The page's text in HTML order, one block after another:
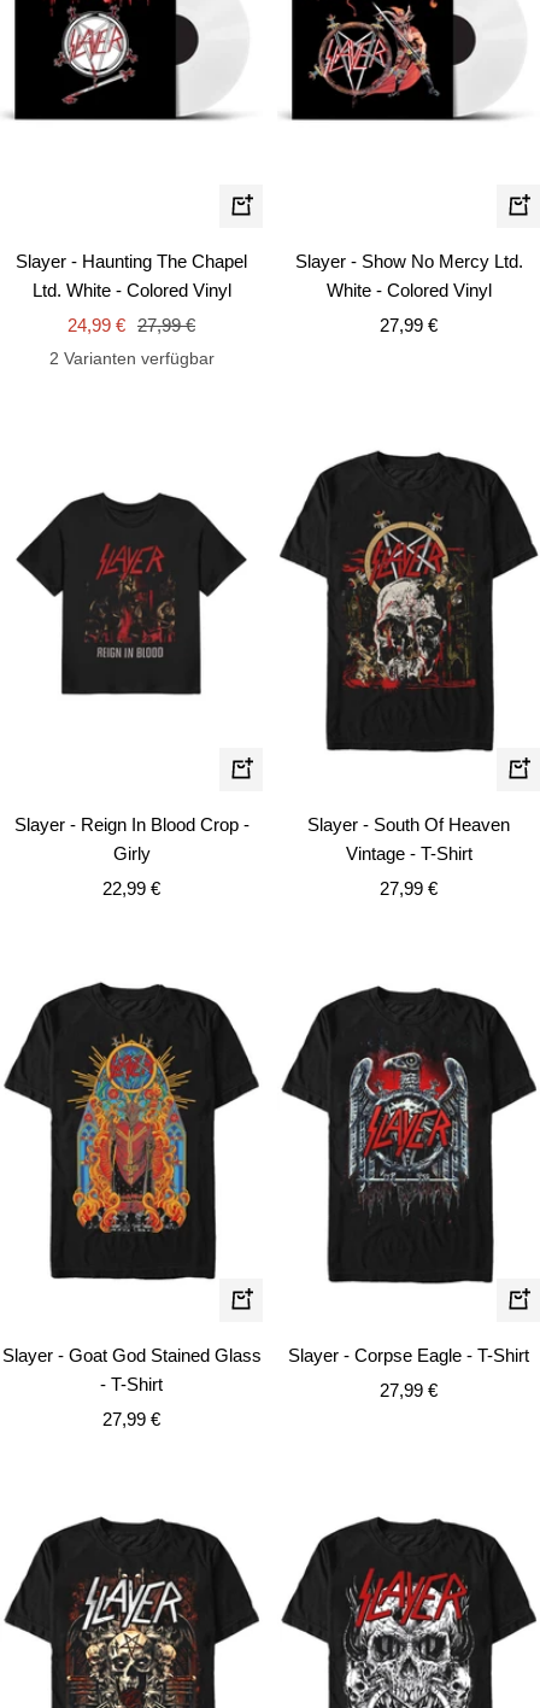
In
den
Slayer - Haunting The Chapel
Ltd. White - Colored Vinyl
Angebotspreis
24,99 € Regulärer
Preis
27,99 €
2 Varianten verfügbar
In
Slayer - Show No Mercy Ltd.
White - Colored Vinyl
Angebotspreis
27,99 €
Schnellansicht
Slayer - Reign In Blood Crop -
Girly
Angebotspreis
22,99 €
Slayer - South Of Heaven
Vintage - T-Shirt
Angebotspreis
27,99 €
Schnellansicht
Slayer - Goat God Stained Glass
- T-Shirt
Angebotspreis
27,99 €
Slayer - Corpse Eagle - T-Shirt
Angebotspreis
27,99 €